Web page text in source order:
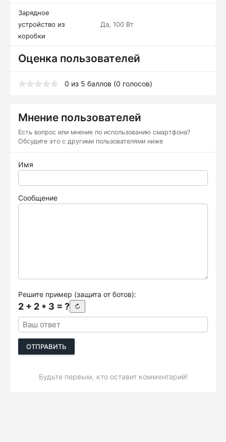
Зарядное
устройство из
коробки
Да, 100 Вт
Оценка пользователей
0 из 5 баллов (0 голосов)
Мнение пользователей
Есть вопрос или мнение по использованию смартфона?
Обсудите это с другими пользователями ниже
Имя
Сообщение
Решите пример (защита от ботов):
2 + 2 * 3 = ? ↻
ОТПРАВИТЬ
Будьте первым, кто оставит комментарий!